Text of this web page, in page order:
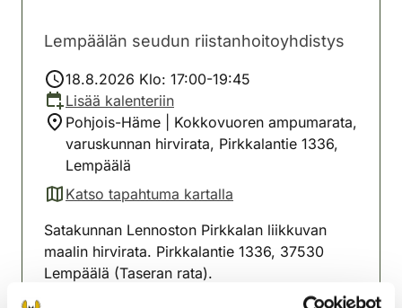
Lempäälän seudun riistanhoitoyhdistys
18.8.2026 Klo: 17:00-19:45
Lisää kalenteriin
Pohjois-Häme | Kokkovuoren ampumarata,
varuskunnan hirvirata, Pirkkalantie 1336,
Lempäälä
Katso tapahtuma kartalla
(avautuu uuteen välilehteen)
Satakunnan Lennoston Pirkkalan liikkuvan
maalin hirvirata. Pirkkalantie 1336, 37530
Lempäälä (Taseran rata).